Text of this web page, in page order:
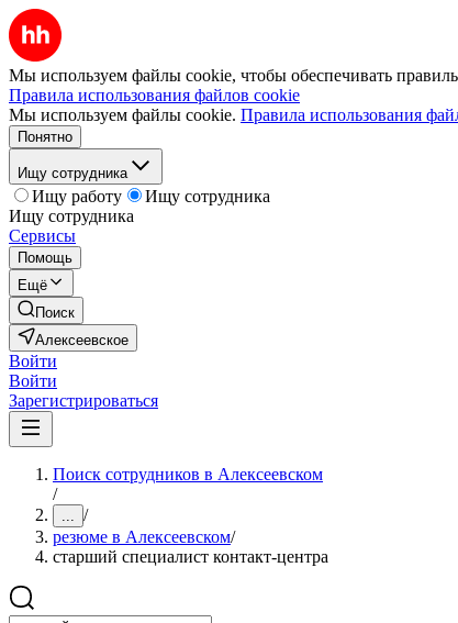
Мы используем файлы cookie, чтобы обеспечивать
Правила использования файлов cookie
Мы используем файлы cookie. Правила использования
Понятно
Ищу сотрудника
Ищу работу
Ищу сотрудника
Ищу сотрудника
Сервисы
Помощь
Ещё
Поиск
Алексеевское
Войти
Войти
Зарегистрироваться
Поиск сотрудников в Алексеевском
/
... /
резюме в Алексеевском/
старший специалист контакт-центра